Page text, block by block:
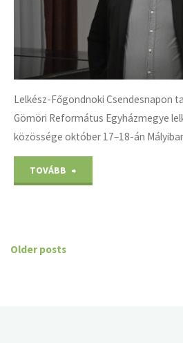
Lelkész-Főgondnoki Csendesnapon
Gömöri Református Egyházmegye
közössége október 17–18-án
TOVÁBB
Older posts